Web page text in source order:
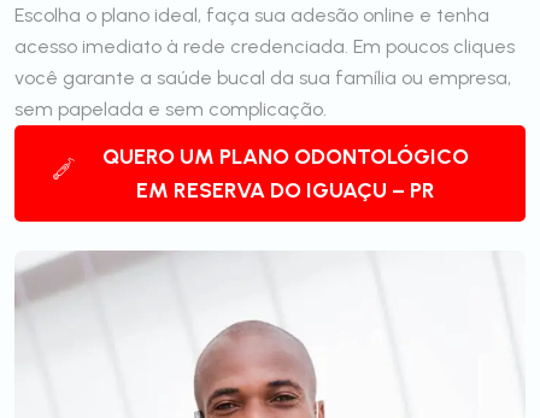
Escolha o plano ideal, faça sua adesão online e tenha
acesso imediato à rede credenciada. Em poucos cliques
você garante a saúde bucal da sua família ou empresa,
sem papelada e sem complicação.
QUERO UM PLANO ODONTOLÓGICO
EM RESERVA DO IGUAÇU – PR